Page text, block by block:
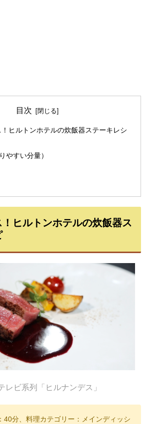
目次
ヒルトンホテルの炊飯器ステーキレシ
やすい分量）
！ヒルトンホテルの炊飯器ス
レビ系列「ヒルナンデス」
40分、料理カテゴリー：メインディッシ